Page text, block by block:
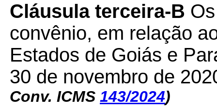
Cláusula terceira-B
convênio, em relação
Estados de Goiás e
30 de novembro de
Conv. ICMS 143/2024)